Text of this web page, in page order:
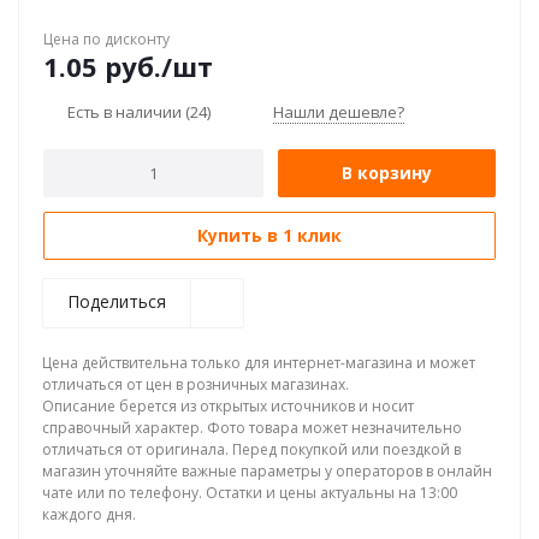
Цена по дисконту
1.05 руб./шт
Есть в наличии (24) Нашли дешевле?
В корзину
Купить в 1 клик
Поделиться
Цена действительна только для интернет-магазина и может
отличаться от цен в розничных магазинах.
Описание берется из открытых источников и носит
справочный характер. Фото товара может незначительно
отличаться от оригинала. Перед покупкой или поездкой в
магазин уточняйте важные параметры у операторов в онлайн
чате или по телефону. Остатки и цены актуальны на 13:00
каждого дня.